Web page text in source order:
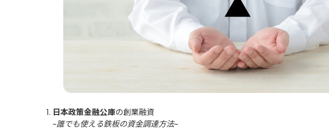
日本政策金融公庫の創業融資
~誰でも使える鉄板の資金調達方法~